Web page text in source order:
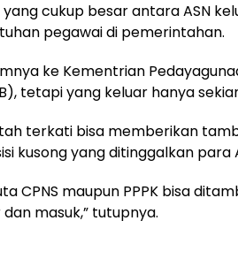
cukup besar antara ASN
pegawai di pemerintahan.
ke Kementrian
tetapi yang keluar hanya
terkati bisa memberikan
kusong yang ditinggalkan para
CPNS maupun PPPK bisa
masuk,” tutupnya.